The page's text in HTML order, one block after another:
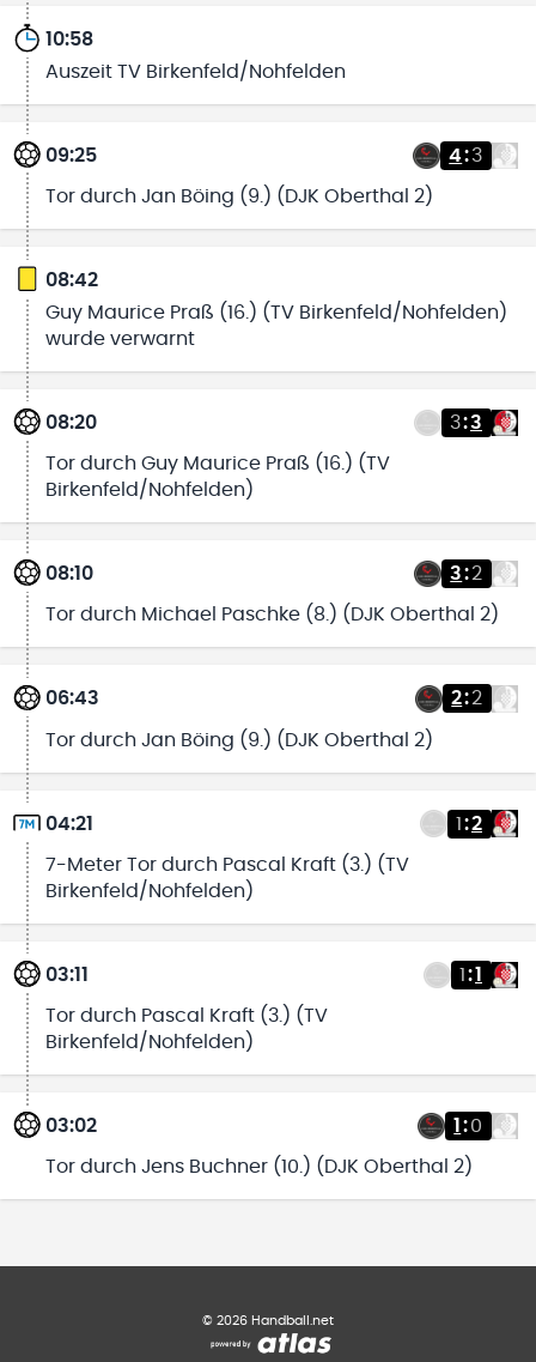
10:58
Auszeit TV Birkenfeld/Nohfelden
09:25 4:3
Tor durch Jan Böing (9.) (DJK Oberthal 2)
08:42
Guy Maurice Praß (16.) (TV Birkenfeld/Nohfelden)
wurde verwarnt
08:20 3:3
Tor durch Guy Maurice Praß (16.) (TV
Birkenfeld/Nohfelden)
08:10 3:2
Tor durch Michael Paschke (8.) (DJK Oberthal 2)
06:43 2:2
Tor durch Jan Böing (9.) (DJK Oberthal 2)
04:21 1 :2
7-Meter Tor durch Pascal Kraft (3.) (TV
Birkenfeld/Nohfelden)
03:11 1 :1
Tor durch Pascal Kraft (3.) (TV
Birkenfeld/Nohfelden)
03:02 1 :0
Tor durch Jens Buchner (10.) (DJK Oberthal 2)
© 2026 Handball.net